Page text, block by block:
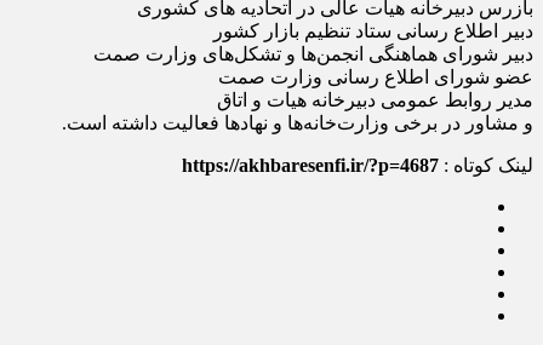
بازرس دبیرخانه هیات عالی در اتحادیه های کشوری
دبیر اطلاع رسانی ستاد تنظیم بازار کشور
دبیر شورای هماهنگی انجمن‌ها و تشکل‌های وزارت صمت
عضو شورای اطلاع رسانی وزارت صمت
مدیر روابط عمومی دبیرخانه هیات و اتاق
و مشاور در برخی وزارت‌خانه‌ها و نهادها فعالیت داشته است.
لینک کوتاه : https://akhbaresenfi.ir/?p=4687